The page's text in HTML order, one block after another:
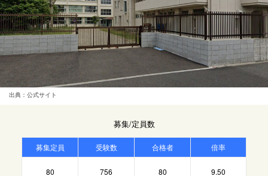
出典：公式サイト
募集/定員数
募集定員 受験数 合格者 倍率
80 756 80 9.50